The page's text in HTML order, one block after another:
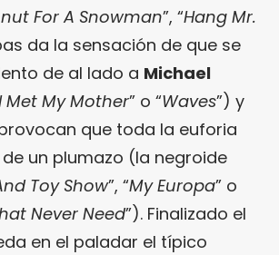
For A Snowman”, “Hang Mr.
da la sensación de que se
de al lado a Michael
Met My Mother” o “Waves”) y
que toda la euforia
un plumazo (la negroide
Toy Show”, “My Europa” o
Never Need”). Finalizado el
en el paladar el típico